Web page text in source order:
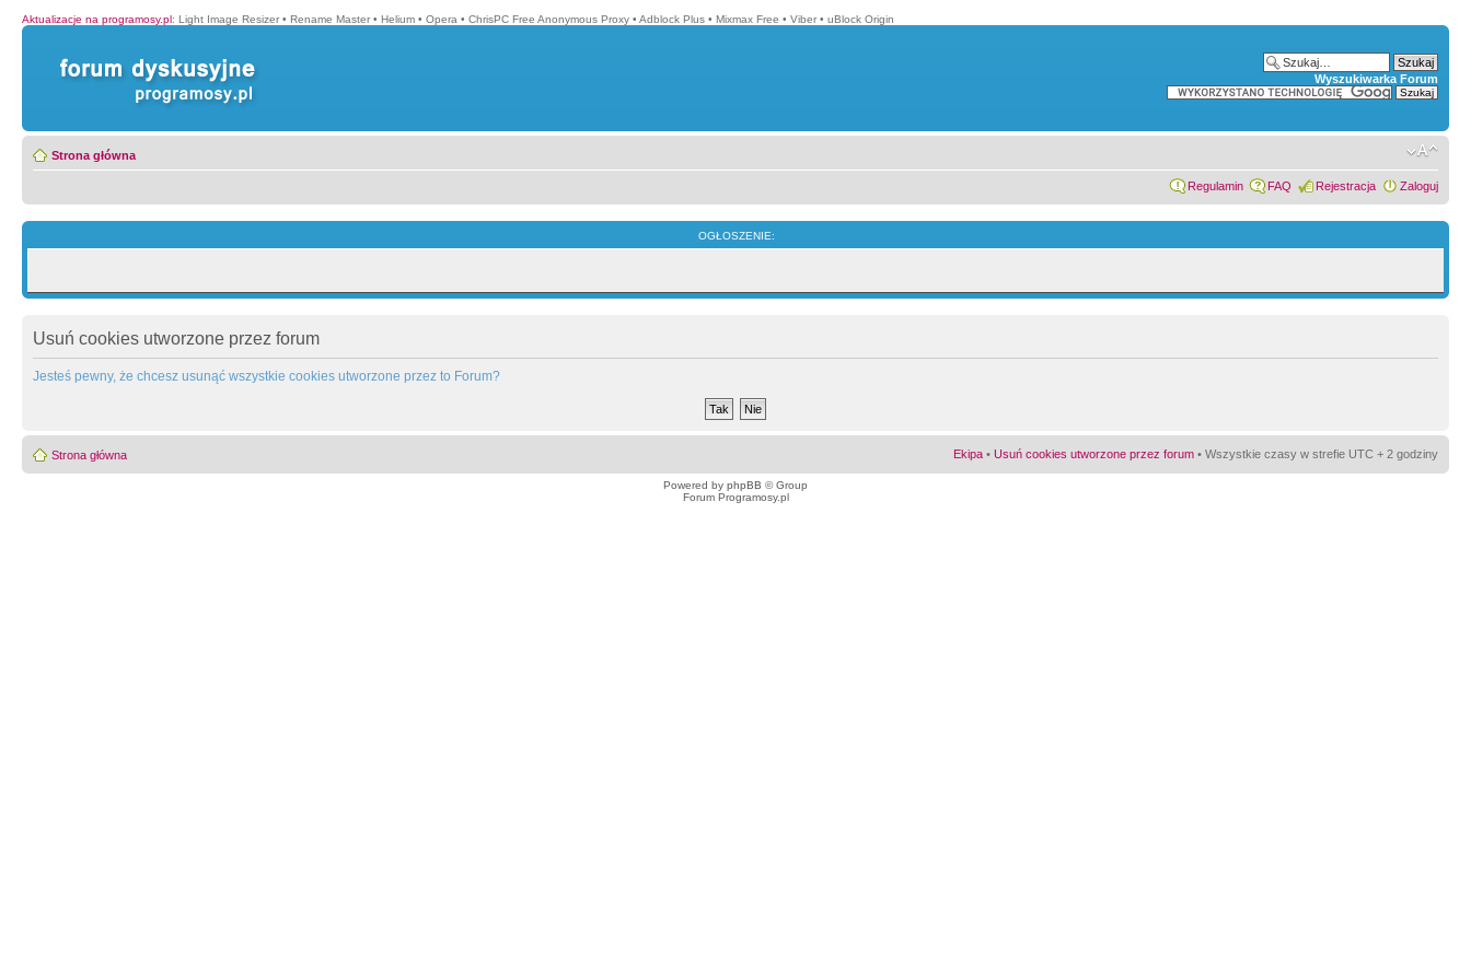
Aktualizacje na programosy.pl: Light Image Resizer • Rename Master • Helium • Opera • ChrisPC Free Anonymous Proxy • Adblock Plus • Mixmax Free • Viber • uBlock Origin
Wyszukiwarka Forum
Strona główna
Regulamin FAQ Rejestracja Zaloguj
OGŁOSZENIE:
Usuń cookies utworzone przez forum
Jesteś pewny, że chcesz usunąć wszystkie cookies utworzone przez to Forum?
Strona główna Ekipa • Usuń cookies utworzone przez forum • Wszystkie czasy w strefie UTC + 2 godziny
Powered by phpBB © Group
Forum Programosy.pl